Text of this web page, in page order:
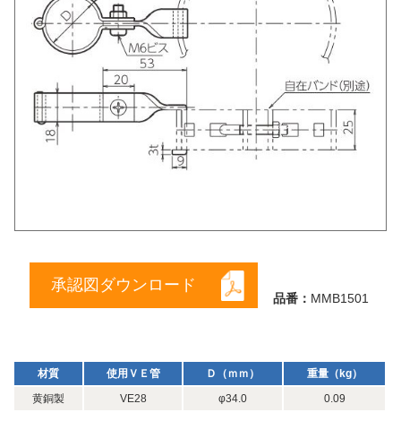
承認図ダウンロード
品番： MMB1501
材質 使用ＶＥ管 Ｄ（ｍｍ）
重量（kg）
黄銅製
VE28 φ34.0 0.09